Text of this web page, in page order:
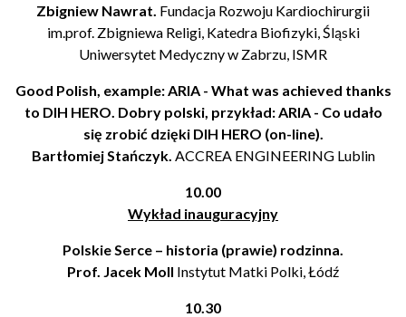
Zbigniew Nawrat. Fundacja Rozwoju Kardiochirurgii
im.prof. Zbigniewa Religi, Katedra Biofizyki, Śląski
Uniwersytet Medyczny w Zabrzu, ISMR
Good Polish, example: ARIA - What was achieved thanks
to DIH HERO. Dobry polski, przykład: ARIA - Co udało
się zrobić dzięki DIH HERO (on-line).
Bartłomiej Stańczyk. ACCREA ENGINEERING Lublin
10.00
Wykład inauguracyjny
Polskie Serce – historia (prawie) rodzinna.
Prof. Jacek Moll Instytut Matki Polki, Łódź
10.30